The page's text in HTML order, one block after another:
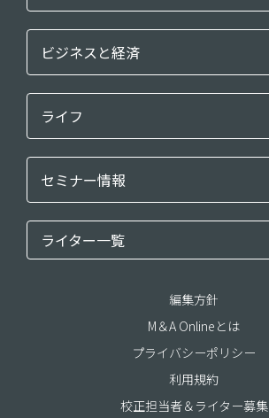
ビジネスと経済
ライフ
セミナー情報
ライター一覧
編集方針
M＆A Onlineとは
プライバシーポリシー
利用規約
校正担当者＆ライター募集